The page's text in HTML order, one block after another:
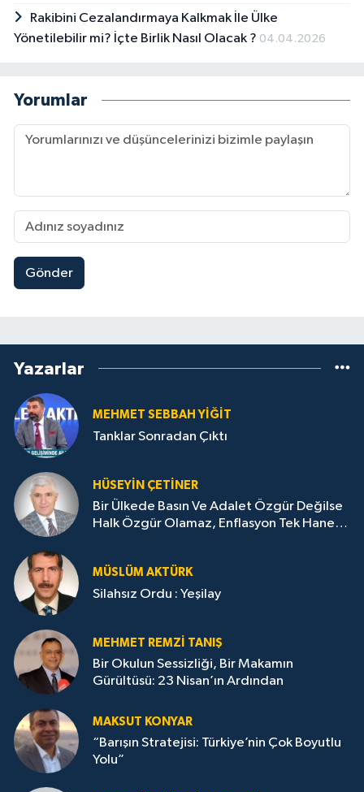
Rakibini Cezalandırmaya Kalkmak İle Ülke
Yönetilebilir mi? İçte Birlik Nasıl Olacak ? 04.04.2026
Yorumlar
Gönder
Yazarlar
MEHMET SEBBAH YİĞİT
Tanklar Sonradan Çıktı
HÜSEYIN ÇETİNER
Bir Ülkede Basın Ve Adalet Özgür Değilse
Halk Özgür Olamaz, Enflasyon Tek Haneye
MÜSLÜM AKTÜRK
Silahsız Ordu : Yeşilay
MEHMET REMZI TANIŞ
Bir Okulun Sessizliği, Bir Makamın
Gürültüsü: 23 Nisan’ın Ardından
MAKSUT KONYAR
“Barışın Stratejisi: Türkiye’nin Çok Boyutlu
Yolu”